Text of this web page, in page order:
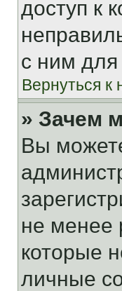
доступ к
с ним для
Вернуться к
» Зачем
Вы
не менее
которые
личные